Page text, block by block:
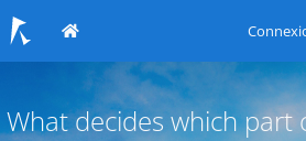
What decides which part